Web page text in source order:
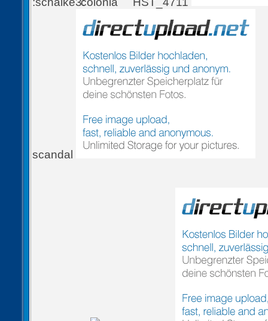
scandal